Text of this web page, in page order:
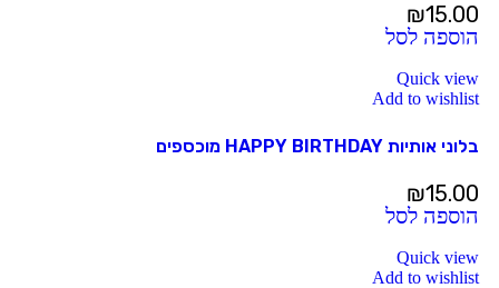
₪15.00
הוספה לסל
Quick view
Add to wishlist
בלוני אותיות HAPPY BIRTHDAY מוכספים
₪15.00
הוספה לסל
Quick view
Add to wishlist